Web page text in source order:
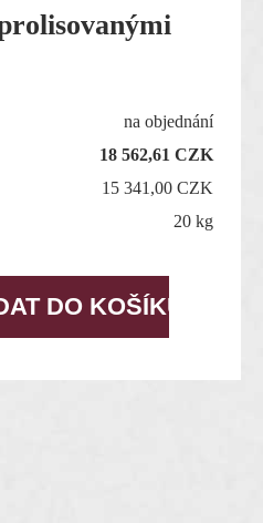
na objednání
18 562,61 CZK
15 341,00 CZK
20 kg